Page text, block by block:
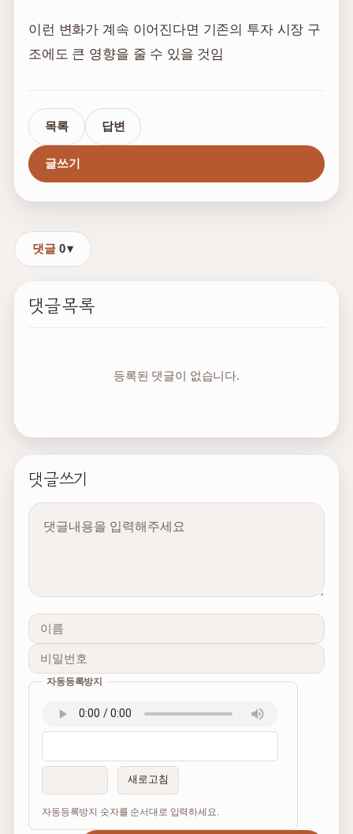
이런 변화가 계속 이어진다면 기존의 투자 시장 구
조에도 큰 영향을 줄 수 있을 것임
목록 답변
글쓰기
댓글 0
댓글목록
등록된 댓글이 없습니다.
댓글쓰기
내용
이름필수
비밀번호필수
자동등록방지
새로고침
자동등록방지 숫자를 순서대로 입력하세요.